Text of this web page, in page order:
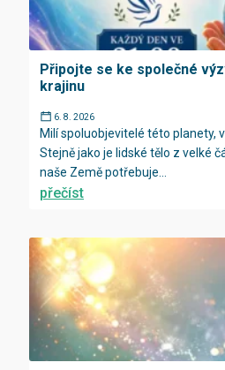
Připojte se ke společné
krajinu
6. 8. 2026
Milí spoluobjevitelé této planety,
Stejně jako je lidské tělo z velké
naše Země potřebuje...
přečíst